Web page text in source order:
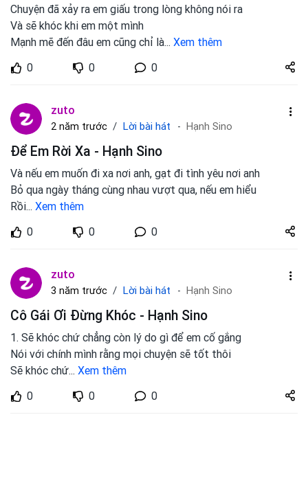
Chuyện đã xảy ra em giấu trong lòng không nói ra
Và sẽ khóc khi em một mình
Mạnh mẽ đến đâu em cũng chỉ là... Xem thêm
0
0 0
Share
zuto.vn
zuto
2 năm trước Lời bài hát Hạnh Sino
Để Em Rời Xa - Hạnh Sino
Và nếu em muốn đi xa nơi anh, gạt đi tình yêu nơi anh
Bỏ qua ngày tháng cùng nhau vượt qua, nếu em hiểu
Rồi... Xem thêm
0
0 0
Share
zuto.vn
zuto
3 năm trước Lời bài hát Hạnh Sino
Cô Gái Ơi Đừng Khóc - Hạnh Sino
1. Sẽ khóc chứ chẳng còn lý do gì để em cố gắng
Nói với chính mình rằng mọi chuyện sẽ tốt thôi
Sẽ khóc chứ... Xem thêm
0
0 0
Share
zuto.vn